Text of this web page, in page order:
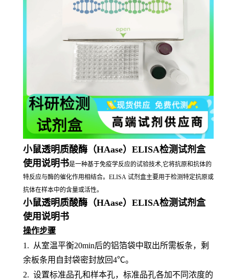
小鼠透明质酸酶（HAase）ELISA检测试剂盒
使用说明书是一种基于免疫学反应的试验技术,它将抗原和抗体的
特反应与酶的催化作用相结合。ELISA 试剂盒主要用于检测特定抗原或
抗体在样本中的含量或活性。
小鼠透明质酸酶（HAase）ELISA检测试剂盒
使用说明书
操作步骤
1.
从室温平衡20min后的铝箔袋中取出所需板条，剩
余板条用自封袋密封放回4℃。
2. 设置标准品孔和样本孔，标准品孔各加不同浓度的